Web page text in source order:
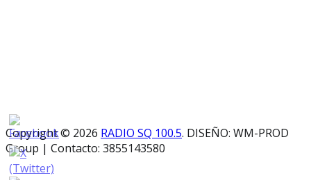
Copyright © 2026 RADIO SQ 100.5. DISEÑO: WM-PROD
Group | Contacto: 3855143580